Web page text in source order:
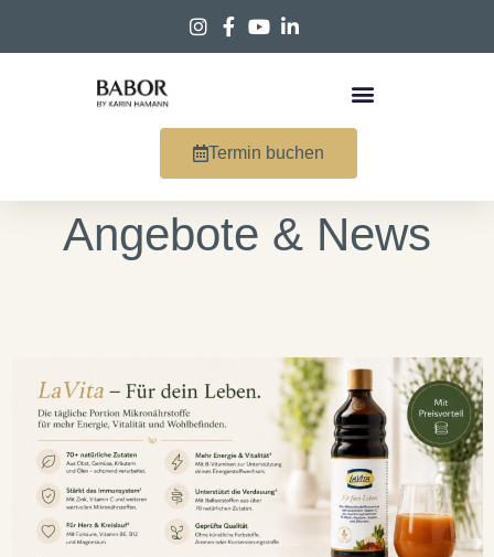
Termin buchen
Angebote & News